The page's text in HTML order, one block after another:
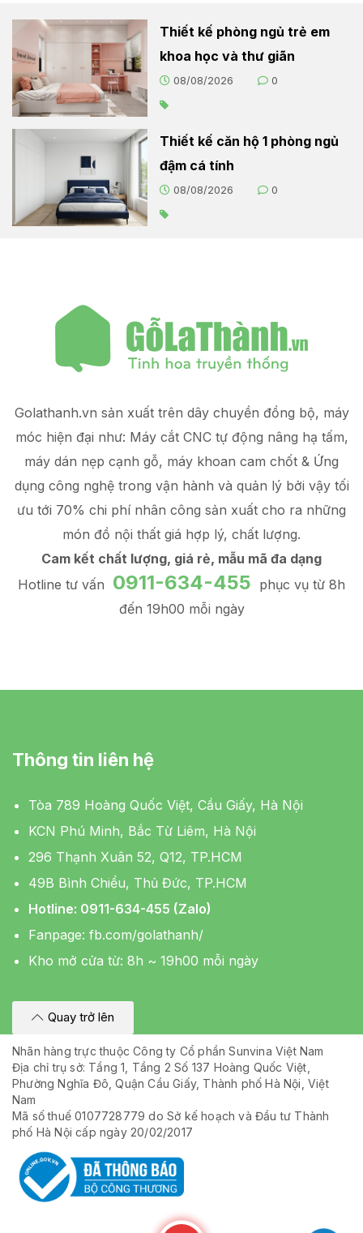
Thiết kế phòng ngủ trẻ em
khoa học và thư giãn
08/08/2026 0
Thiết kế căn hộ 1 phòng ngủ
đậm cá tính
08/08/2026 0
Golathanh.vn sản xuất trên dây chuyền đồng bộ, máy
móc hiện đại như: Máy cắt CNC tự động nâng hạ tấm,
máy dán nẹp cạnh gỗ, máy khoan cam chốt & Ứng
dụng công nghệ trong vận hành và quản lý bởi vậy tối
ưu tới 70% chi phí nhân công sản xuất cho ra những
món đồ nội thất giá hợp lý, chất lượng.
Cam kết chất lượng, giá rẻ, mẫu mã đa dạng
Hotline tư vấn 0911-634-455 phục vụ từ 8h
đến 19h00 mỗi ngày
Thông tin liên hệ
Tòa 789 Hoàng Quốc Việt, Cầu Giấy, Hà Nội
KCN Phú Minh, Bắc Từ Liêm, Hà Nội
296 Thạnh Xuân 52, Q12, TP.HCM
49B Bình Chiểu, Thủ Đức, TP.HCM
Hotline: 0911-634-455 (Zalo)
Fanpage: fb.com/golathanh/
Kho mở cửa từ: 8h ~ 19h00 mỗi ngày
Quay trở lên
Nhãn hàng trực thuộc Công ty Cổ phần Sunvina Việt Nam
Địa chỉ trụ sở: Tầng 1, Tầng 2 Số 137 Hoàng Quốc Việt,
Phường Nghĩa Đô, Quận Cầu Giấy, Thành phố Hà Nội, Việt
Nam
Mã số thuế 0107728779 do Sở kế hoạch và Đầu tư Thành
phố Hà Nội cấp ngày 20/02/2017